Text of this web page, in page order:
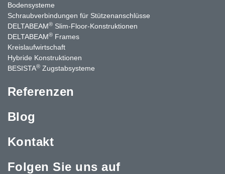
Bodensysteme
Schraubverbindungen für Stützenanschlüsse
DELTABEAM® Slim-Floor-Konstruktionen
DELTABEAM® Frames
Kreislaufwirtschaft
Hybride Konstruktionen
BESISTA® Zugstabsysteme
Referenzen
Blog
Kontakt
Folgen Sie uns auf